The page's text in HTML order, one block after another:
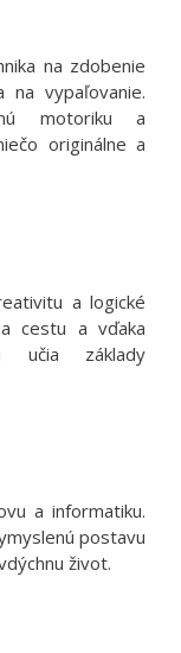
na zdobenie
na vypaľovanie.
motoriku a
originálne a
a logické
cestu a vďaka
učia základy
a informatiku.
postavu
život.